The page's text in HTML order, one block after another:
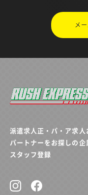
メ
派遣求人 正・パ・ア求人
パートナーをお探しの企
スタッフ登録